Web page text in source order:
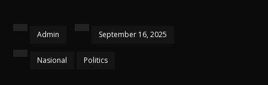
Admin September 16, 2025
Nasional Politics